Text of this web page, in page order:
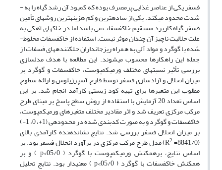
فسفر یکی از عناصر غذایی پرمصرف بوده که کمبود آن رشد گیاه را به ­
شدت محدود می­کند. یکی از ساده­ترین و کم هزینه­ترین روش­های تأمین
فسفر گیاه کاربرد مستقیم خاک­فسفات می باشد اما در خاک­های آهکی به
علت حلالیت ناچیز آن چندان موثر نیست. استفاده از خاک­فسفات مخلوط­
شده با گوگرد و مواد آلی به همراه ریزجانداران حل­کننده­های فسفات از
جمله این راهکارها محسوب می­شوند. این مطالعه با هدف مدل­سازی
بررسی تأثیر نسبت­های مختلف ورمی­کمپوست، خاک­فسفات و گوگرد بر
میزان انحلال و آزادسازی فسفر توسط قارچ آسپرژیلوس و ارائه سطوح
مطلوب این متغیرها برای تهیه کود زیستی کارآمد انجام شد. بر این
اساس تعداد 20 آزمایش با استفاده از روش سطح پاسخ بر مبنای طرح
مرکب مرکزی تعریف شد و اثر مقادیر مختلف متغیرهای ورمی­کمپوست،
خاک­فسفات و گوگرد و به صورت کدبندی شده در محدوده­ی (1+، 0، 1-)
بر میزان انحلال فسفر بررسی شد. نتایج نشان­دهنده­ کارآمدی بالای
(8841/0= R
2 ) مدل طرح مرکب مرکزی در برآورد انحلال فسفر بود. بر
اساس نتایج، برهمکنش ورمی­کمپوست با گوگرد ( 05/0>p ) و بر
همکنش خاک­فسفات با گوگرد ( 05/0>p ) معنی­دار بود. نتایج تحلیل